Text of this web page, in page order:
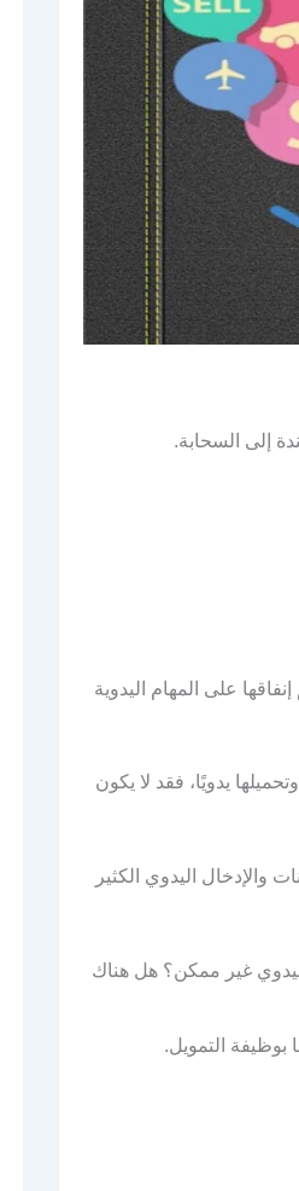
إلى السحابة.
على المهام اليدوية
شهريًا ولا يستغرق الأمر سوى 10 دقائق لتنزيلها وتحميلها يدويًا، فقد لا يكون
والإدخال اليدوي الكثير
غير ممكن؟ هل هناك
بوظيفة التمويل.